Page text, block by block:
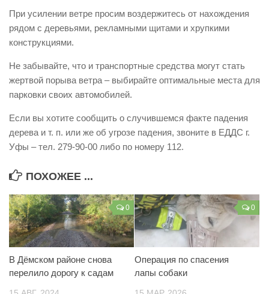
Пресс-центр
СМИ о нас
Конкурсы
Наша работа
Фотогалерея
Обращения
Контакты
Вакансии
При усилении ветре просим воздержитесь от нахождения
рядом с деревьями, рекламными щитами и хрупкими
конструкциями.
Не забывайте, что и транспортные средства могут стать
жертвой порыва ветра – выбирайте оптимальные места для
парковки своих автомобилей.
Если вы хотите сообщить о случившемся факте падения
дерева и т. п. или же об угрозе падения, звоните в ЕДДС г.
Уфы – тел. 279-90-00 либо по номеру 112.
ПОХОЖЕЕ ...
0
В Дёмском районе снова
перелило дорогу к садам
0
Операция по спасения
лапы собаки